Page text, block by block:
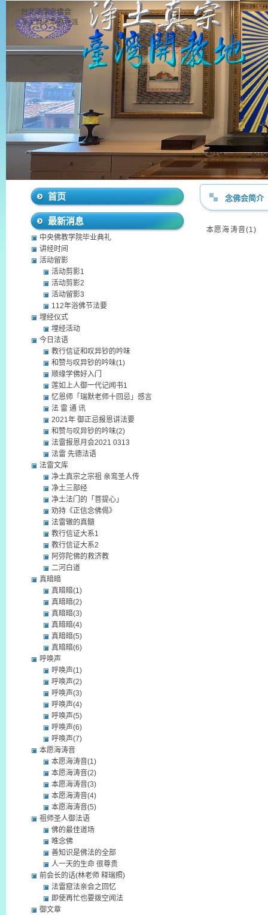
台北法雷念佛会
净土真宗本愿寺派
念佛会简介
本愿海涛音(1)
首页
最新消息
中央佛教学院毕业典礼
讲经时间
活动留影
活动剪影1
活动剪影2
活动留影3
112年浴佛节法要
埋经仪式
埋经活动
今日法语
教行信证和叹异钞的吟味
和赞与叹异钞的吟味(1)
顺缘学佛好入门
莲如上人御一代记闻书1
忆恩师「瑞默老师十回忌」感言
法 雷 通 讯
2021年 御正忌报恩讲法要
和赞与叹异钞的吟味(2)
法雷报恩月会2021 0313
法雷 先德法语
法雷文库
净土真宗之宗祖 亲鸾圣人传
净土三部经
净土法门的「菩提心」
劝持《正信念佛偈》
法雷辙的真髓
教行信证大系1
教行信证大系2
阿弥陀佛的救济教
二河白道
真暗暗
真暗暗(1)
真暗暗(2)
真暗暗(3)
真暗暗(4)
真暗暗(5)
真暗暗(6)
呼唤声
呼唤声(1)
呼唤声(2)
呼唤声(3)
呼唤声(4)
呼唤声(5)
呼唤声(6)
呼唤声(7)
本愿海涛音
本愿海涛音(1)
本愿海涛音(2)
本愿海涛音(3)
本愿海涛音(4)
本愿海涛音(5)
祖师圣人御法语
佛的最佳道场
唯念佛
善知识是佛法的全部
人一天的生命 很尊贵
前会长的话(林老师 释瑞照)
法雷窟法亲会之回忆
即使再忙也要拨空闻法
御文章